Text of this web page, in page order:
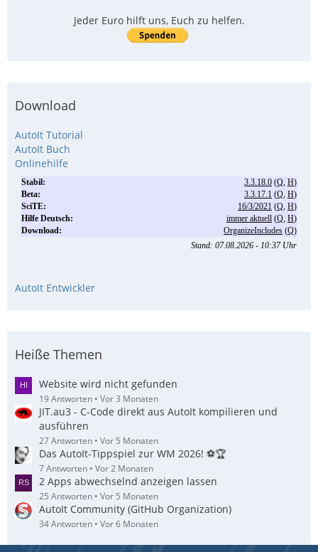
Jeder Euro hilft uns, Euch zu helfen.
Download
AutoIt Tutorial
AutoIt Buch
Onlinehilfe
AutoIt Entwickler
Heiße Themen
Website wird nicht gefunden
19 Antworten Vor 3 Monaten
JIT.au3 - C-Code direkt aus AutoIt kompilieren und
ausführen
27 Antworten Vor 5 Monaten
Das AutoIt-Tippspiel zur WM 2026! ⚽🏆
7 Antworten Vor 2 Monaten
2 Apps abwechselnd anzeigen lassen
25 Antworten Vor 5 Monaten
AutoIt Community (GitHub Organization)
34 Antworten Vor 6 Monaten